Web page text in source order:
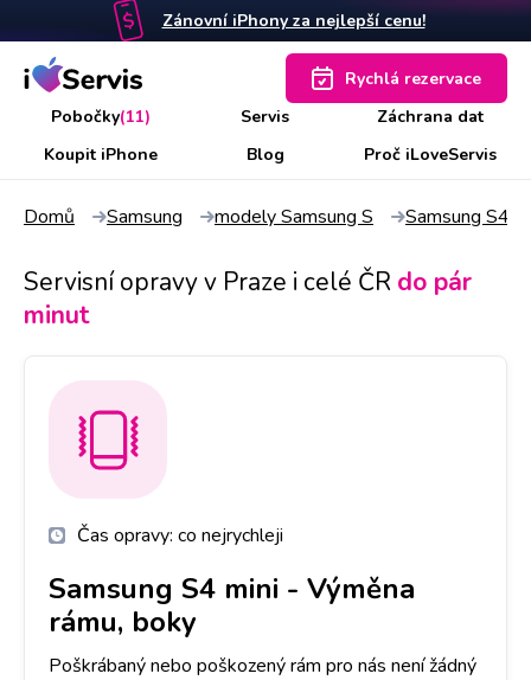
Zánovní iPhony za nejlepší cenu!
Pobočky(11) Servis
Záchrana dat
Koupit iPhone
Blog Proč iLoveServis
Rychlá rezervace
Domů Samsung modely Samsung S Samsung S4
Servisní opravy v Praze i celé ČR do pár
minut
Čas opravy: co nejrychleji
Samsung S4 mini - Výměna
rámu, boky
Poškrábaný nebo poškozený rám pro nás není žádný